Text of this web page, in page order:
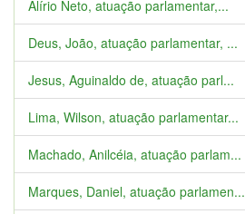
Alírio Neto, atuação parlamentar,...
Deus, João, atuação parlamentar, ...
Jesus, Aguinaldo de, atuação parl...
Lima, Wilson, atuação parlamentar...
Machado, Anilcéia, atuação parlam...
Marques, Daniel, atuação parlamen...